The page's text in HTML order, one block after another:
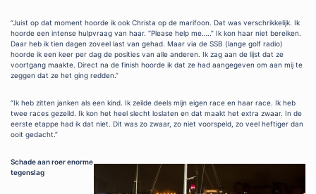
“Juist op dat moment hoorde ik ook Christa op de marifoon. Dat was verschrikkelijk. Ik
hoorde een intense hulpvraag van haar. “Please help me…..” Ik kon haar niet bereiken.
Daar heb ik tien dagen zoveel last van gehad. Maar via de SSB (lange golf radio)
hoorde ik een keer per dag de posities van alle anderen. Ik zag aan de lijst dat ze
voortgang maakte. Direct na de finish hoorde ik dat ze had aangegeven om aan mij te
zeggen dat ze het ging redden.”
“Ik heb zitten janken als een kind. Ik zeilde deels mijn eigen race en haar race. Ik heb
twee races gezeild. Ik kon het heel slecht loslaten en dat maakt het extra zwaar. In de
eerste etappe had ik dat niet. Dit was zo zwaar, zo niet voorspeld, zo veel heftiger dan
ooit gedacht.”
Schade aan roer enorme
tegenslag